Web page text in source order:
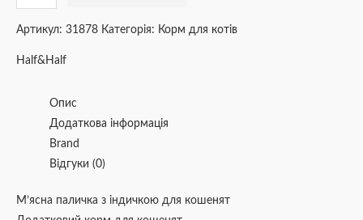
Артикул: 31878 Категорія: Корм для котів
Half&Half
Опис
Додаткова інформація
Brand
Відгуки (0)
М’ясна паличка з індичкою для кошенят